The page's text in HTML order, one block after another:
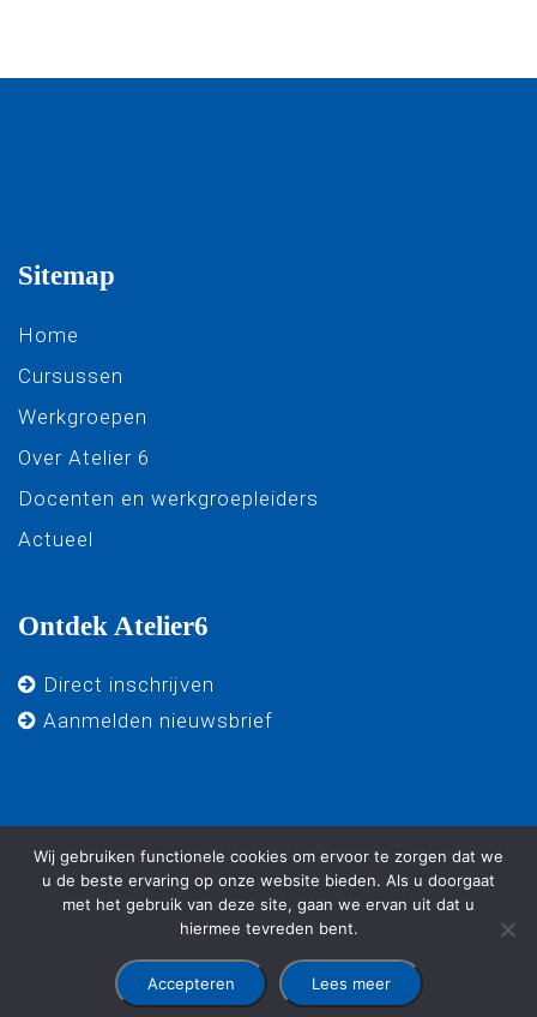
Sitemap
Home
Cursussen
Werkgroepen
Over Atelier 6
Docenten en werkgroepleiders
Actueel
Ontdek Atelier6
Direct inschrijven
Aanmelden nieuwsbrief
© 2025 - Atelier 6 - Alle rechten voorbehouden. -Algemene
Group B.V.
Wij gebruiken functionele cookies om ervoor te zorgen dat we
u de beste ervaring op onze website bieden. Als u doorgaat
met het gebruik van deze site, gaan we ervan uit dat u
hiermee tevreden bent.
Accepteren Lees meer